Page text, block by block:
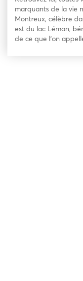
marquants de la vie
Montreux, célèbre
est du lac Léman,
de ce que l’on